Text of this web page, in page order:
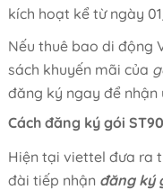
kích hoạt kể từ ngày
Nếu thuê bao di động
sách khuyến mãi của
đăng ký ngay để nhận
Cách đăng ký gói
Hiện tại viettel đưa ra
đài tiếp nhận đăng ký